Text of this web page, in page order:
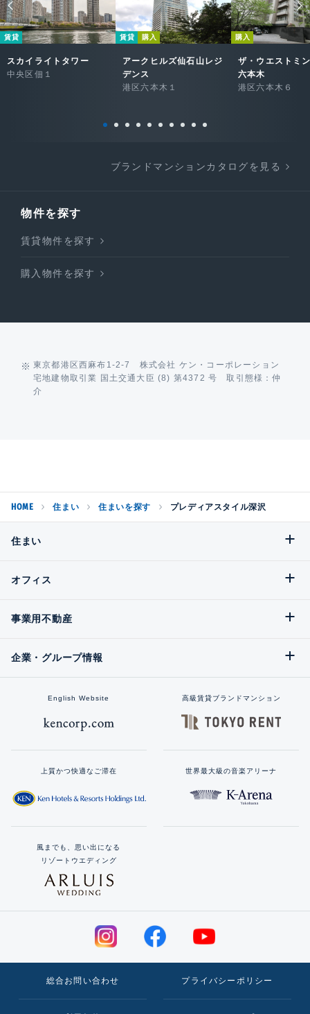
賃貸
スカイライトタワー
中央区佃１
賃貸 購入
アークヒルズ仙石山レジ
デンス
港区六本木１
購入
ザ・ウエストミ
六本木
港区六本木６
ブランドマンションカタログを見る
物件を探す
賃貸物件を探す
購入物件を探す
東京都港区西麻布1-2-7 株式会社 ケン・コーポレーション
宅地建物取引業 国土交通大臣 (8) 第4372 号 取引態様：仲
介
HOME 住まい 住まいを探す プレディアスタイル深沢
住まい
オフィス
事業用不動産
企業・グループ情報
English Website 高級賃貸ブランドマンション
上質かつ快適なご滞在 世界最大級の音楽アリーナ
風までも、思い出になる
リゾートウエディング
総合お問い合わせ プライバシーポリシー